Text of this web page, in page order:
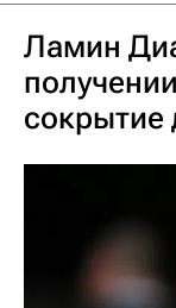
Ламин
сокрытие